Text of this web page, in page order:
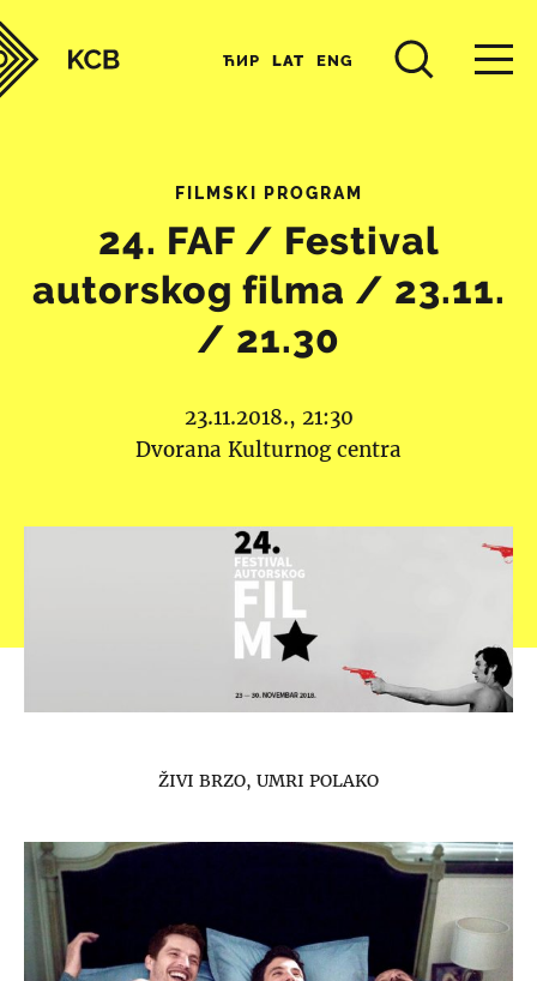
ЋИР LAT ENG
FILMSKI PROGRAM
24. FAF / Festival
autorskog filma / 23.11.
/ 21.30
23.11.2018., 21:30
Dvorana Kulturnog centra
ŽIVI BRZO, UMRI POLAKO